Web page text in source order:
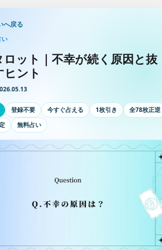
へ戻る
ロット｜不幸が続く原因と抜
ヒント
登録不要 今すぐ占える 1枚引き
全78枚正逆
無料占い